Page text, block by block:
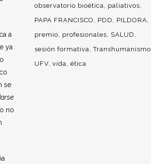
a
ya
se
no
observatorio bioética
paliativos
PAPA FRANCISCO
PDD
PILDORA
premio
profesionales
SALUD
sesión formativa Transhumanismo
UFV vida ética